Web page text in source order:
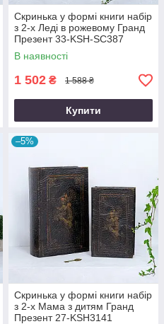
Скринька у формі книги набір
з 2-х Леді в рожевому Гранд
Презент 33-KSH-SC387
В наявності
1 502 ₴ 1 588 ₴
Купити
–5%
Скринька у формі книги набір
з 2-х Мама з дитям Гранд
Презент 27-KSH3141